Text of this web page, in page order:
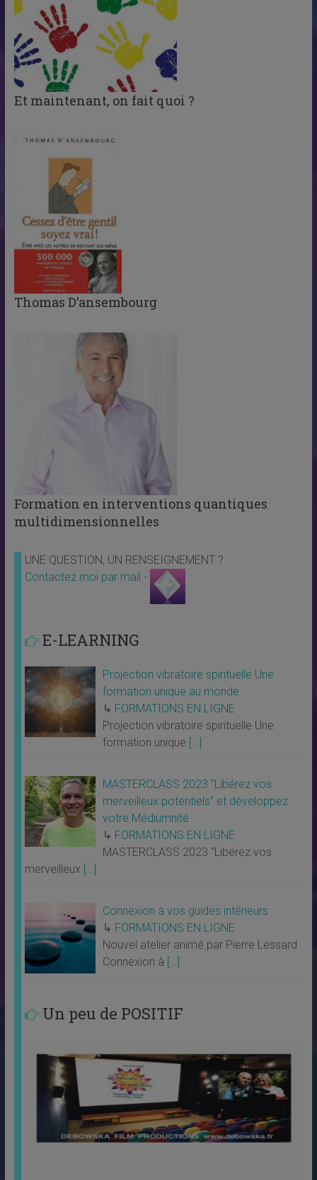
Et maintenant, on fait quoi ?
Thomas D’ansembourg
Formation en interventions quantiques
multidimensionnelles
UNE QUESTION, UN RENSEIGNEMENT ?
Contactez moi par mail -
E-LEARNING
Projection vibratoire spirituelle Une
formation unique au monde
↳ FORMATIONS EN LIGNE
Projection vibratoire spirituelle Une
formation unique […]
MASTERCLASS 2023 “Libérez vos
merveilleux potentiels” et développez
votre Médiumnité
↳ FORMATIONS EN LIGNE
MASTERCLASS 2023 “Libérez vos
merveilleux […]
Connexion à vos guides intérieurs
↳ FORMATIONS EN LIGNE
Nouvel atelier animé par Pierre Lessard
Connexion à […]
Un peu de POSITIF